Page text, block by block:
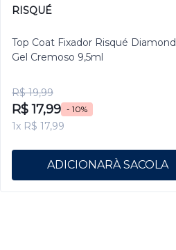
RISQUÉ
Top Coat Fixador Risqué Diamond
Gel Cremoso 9,5ml
R$ 19,99
R$ 17,99 - 10%
1x R$ 17,99
ADICIONAR